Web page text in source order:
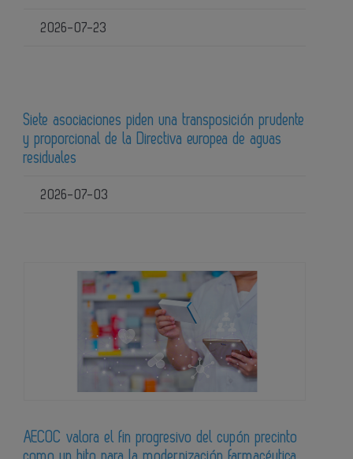
2026-07-23
Siete asociaciones piden una transposición prudente
y proporcional de la Directiva europea de aguas
residuales
2026-07-03
AECOC valora el fin progresivo del cupón precinto